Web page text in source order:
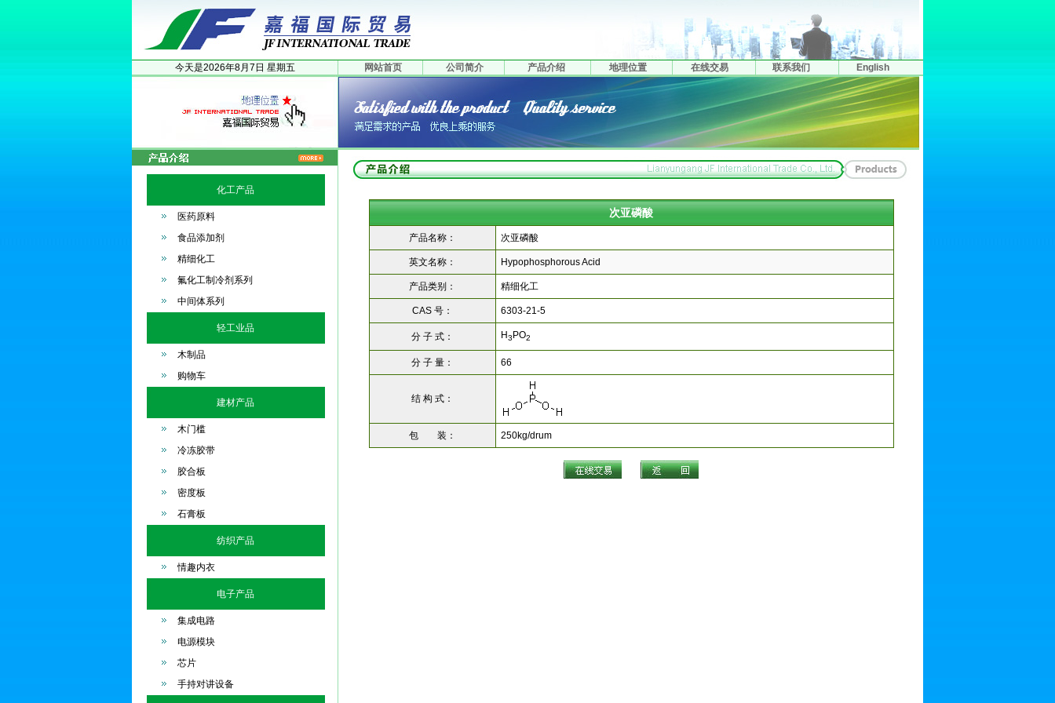
今天是2026年8月 7日 星期五 网站首页 公司简介 产品介绍 地理位置 在线交易 联系我们 English
化工产品
医药原料
食品添加剂
精细化工
氟化工制冷剂系列
中间体系列
轻工业品
木制品
购物车
建材产品
木门槛
冷冻胶带
胶合板
密度板
石膏板
纺织产品
情趣内衣
电子产品
集成电路
电源模块
芯片
手持对讲设备
次亚磷酸
产品名称： 次亚磷酸
英文名称： Hypophosphorous Acid
产品类别： 精细化工
CAS 号： 6303-21-5
分 子 式： H3 PO2
分 子 量： 66
结 构 式：
包 装： 250kg/drum